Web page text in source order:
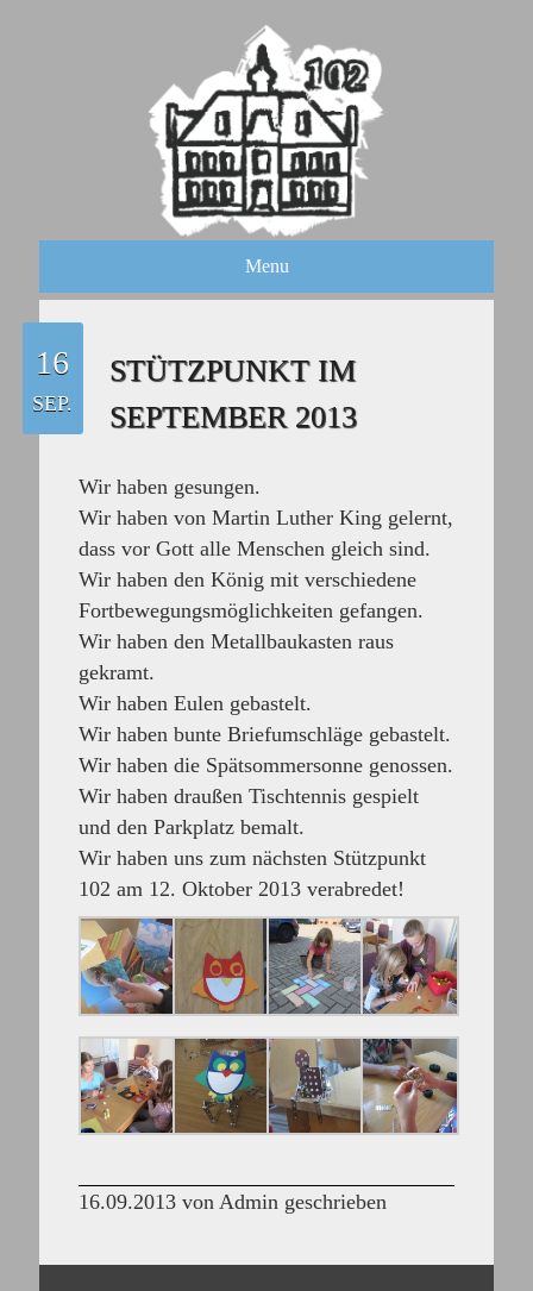
Menu
16
SEP.
STÜTZPUNKT IM
SEPTEMBER 2013
Wir haben gesungen.
Wir haben von Martin Luther King gelernt,
dass vor Gott alle Menschen gleich sind.
Wir haben den König mit verschiedene
Fortbewegungsmöglichkeiten gefangen.
Wir haben den Metallbaukasten raus
gekramt.
Wir haben Eulen gebastelt.
Wir haben bunte Briefumschläge gebastelt.
Wir haben die Spätsommersonne genossen.
Wir haben draußen Tischtennis gespielt
und den Parkplatz bemalt.
Wir haben uns zum nächsten Stützpunkt
102 am 12. Oktober 2013 verabredet!
16.09.2013 von Admin geschrieben